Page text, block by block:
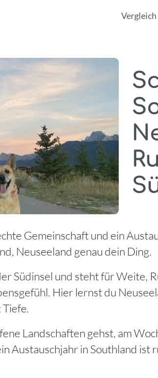
Vergleich
Gemeinschaft und ein
Neuseeland genau dein Ding.
Südinsel und steht für Weite,
Hier lernst du
Tiefe.
Landschaften gehst, am
Austauschjahr in Southland ist